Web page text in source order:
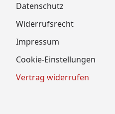
Datenschutz
Widerrufsrecht
Impressum
Cookie-Einstellungen
Vertrag widerrufen